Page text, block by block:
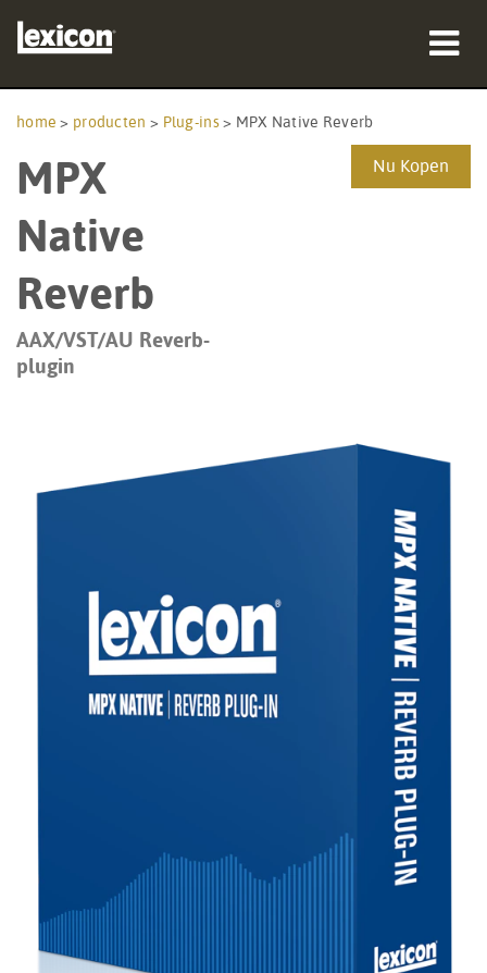
waar te kopen
training
ondersteuning
home > producten > Plug-ins> MPX Native Reverb
MPX
Native
Reverb
AAX/VST/AU Reverb-
plugin
Nu Kopen